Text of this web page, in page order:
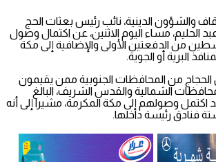
والشؤون الدينية، نائب رئيس بعثات الحج
الحليم، مساء اليوم الاثنين، عن اكتمال وصول
من الدفعتين الأولى والإضافية إلى مكة
البرية أو الجوية.
الحجاج من المحافظات الجنوبية ممن يقيمون
الشمالية والقدس الشريف، البالغ
حاج، قد اكتمل وصولهم إلى مكة المكرمة، مشيرا إلى أنه
فنادق رئيسة داخلها.